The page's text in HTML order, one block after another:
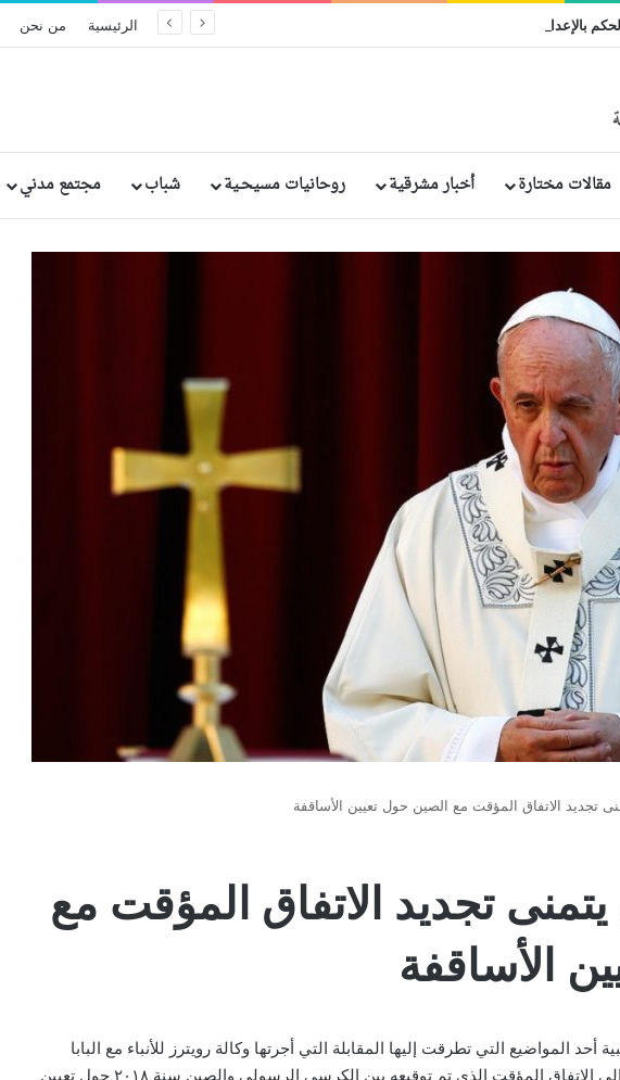
الرئيسية من نحن
مقالات مختارة أخبار مشرقية روحانيات مسيحـية شباب مجتمع مدني
تجديد الاتفاق المؤقت مع الصين حول تعيين الأساقفة
تجديد الاتفاق المؤقت مع
الأساقفة
المواضيع التي تطرقت إليها المقابلة التي أجرتها وكالة رويترز للأنباء مع البابا
فرنسيس٫ وتم التطرق في هذا السياق إلى الاتفاق المؤقت الذي تم توقيعه بين الكرسي الرسولي والصين سنة ٢٠١٨ حول تعيين